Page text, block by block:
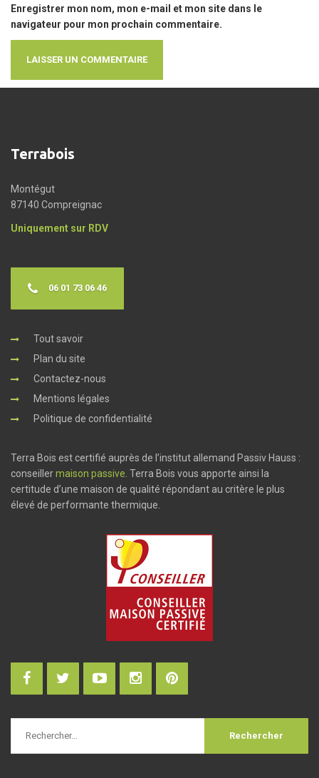
Enregistrer mon nom, mon e-mail et mon site dans le
navigateur pour mon prochain commentaire.
Terrabois
Montégut
87140 Compreignac
Uniquement sur RDV
06 01 73 06 46
Tout savoir
Plan du site
Contactez-nous
Mentions légales
Politique de confidentialité
Terra Bois est certifié auprès de l’institut allemand Passiv Hauss :
conseillermaison passive . Terra Bois vous apporte ainsi la
certitude d’une maison de qualité répondant au critère le plus
élevé de performante thermique.